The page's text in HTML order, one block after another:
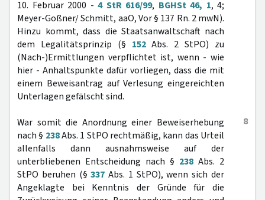
10. Februar 2000 - 4 StR 616/99, BGHSt 46, 1, 4;
Meyer-Goßner/ Schmitt, aaO, Vor § 137 Rn. 2 mwN).
Hinzu kommt, dass die Staatsanwaltschaft nach
dem Legalitätsprinzip (§ 152Abs. 2 StPO) zu
(Nach-)Ermittlungen verpflichtet ist, wenn - wie
hier - Anhaltspunkte dafür vorliegen, dass die mit
einem Beweisantrag auf Verlesung eingereichten
Unterlagen gefälscht sind.
8
War somit die Anordnung einer Beweiserhebung
nach § 238Abs. 1 StPO rechtmäßig, kann das Urteil
allenfalls dann ausnahmsweise auf der
unterbliebenen Entscheidung nach § 238 Abs. 2
StPO beruhen (§337 Abs. 1 StPO), wenn sich der
Angeklagte bei Kenntnis der Gründe für die